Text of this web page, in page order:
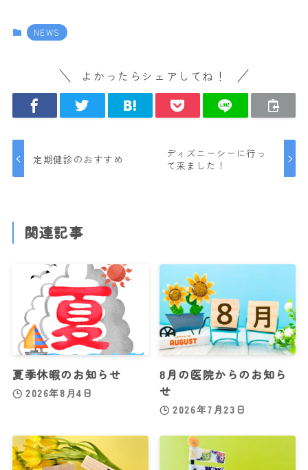
NEWS
よかったらシェアしてね！
定期健診のおすすめ
ディズニーシーに行っ
て来ました！
関連記事
夏季休暇のお知らせ
2026年8月4日
8月の医院からのお知ら
せ
2026年7月23日